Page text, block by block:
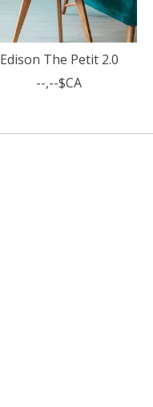
Edison The Petit 2.0
--,--$CA